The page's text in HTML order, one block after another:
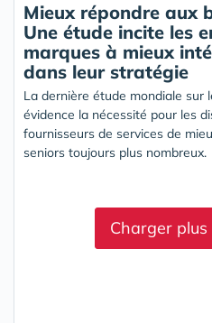
Mieux répondre aux
Une étude incite les
marques à mieux
dans leur stratégie
La dernière étude mondiale sur
évidence la nécessité pour les
fournisseurs de services de
seniors toujours plus nombreux.
Charger